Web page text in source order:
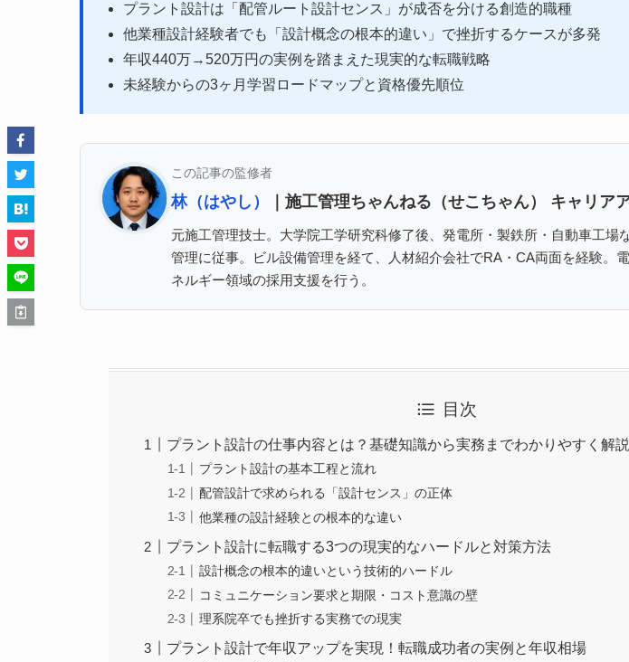
プラント設計は「配管ルート設計センス」が成否を分ける創造的職種
他業種設計経験者でも「設計概念の根本的違い」で挫折するケースが多発
年収440万→520万円の実例を踏まえた現実的な転職戦略
未経験からの3ヶ月学習ロードマップと資格優先順位
この記事の監修者
林（はやし） ｜施工管理ちゃんねる（せこちゃん） キャリア
元施工管理技士。大学院工学研究科修了後、発電所・製鉄所・自動車工場
管理に従事。ビル設備管理を経て、人材紹介会社でRA・CA両面を経験。
ネルギー領域の採用支援を行う。
目次
プラント設計の仕事内容とは？基礎知識から実務までわかりやすく解説
プラント設計の基本工程と流れ
配管設計で求められる「設計センス」の正体
他業種の設計経験との根本的な違い
プラント設計に転職する3つの現実的なハードルと対策方法
設計概念の根本的違いという技術的ハードル
コミュニケーション要求と期限・コスト意識の壁
理系院卒でも挫折する実務での現実
プラント設計で年収アップを実現！転職成功者の実例と年収相場